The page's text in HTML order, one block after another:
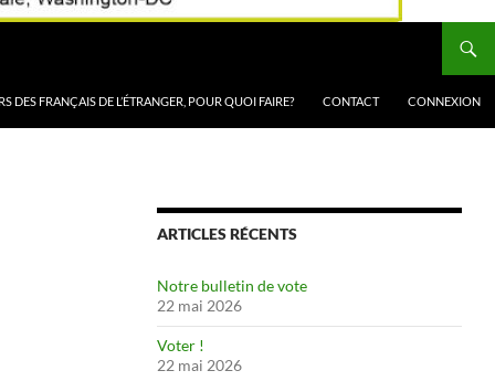
DES FRANÇAIS DE L’ÉTRANGER, POUR QUOI FAIRE? CONTACT CONNEXION
ARTICLES RÉCENTS
Notre bulletin de vote
22 mai 2026
Voter !
22 mai 2026